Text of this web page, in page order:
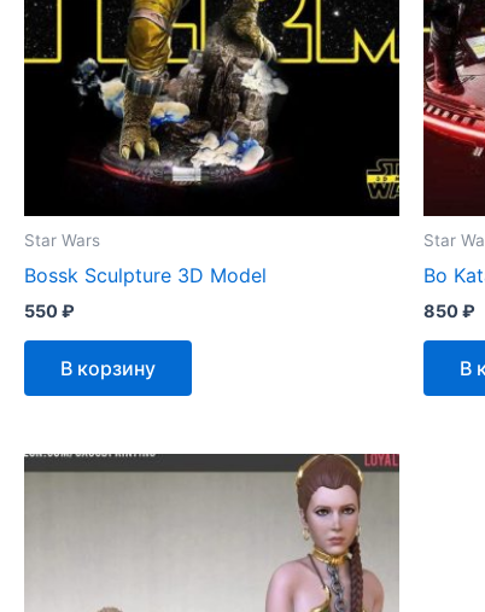
Star Wars
Bossk Sculpture 3D Model
550₽
В корзину
Star
Bo
850₽
В